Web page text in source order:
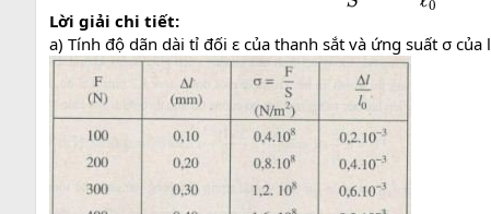
Lời giải chi tiết:
a) Tính độ dãn dài tỉ đối ε của thanh sắt và ứng suất σ